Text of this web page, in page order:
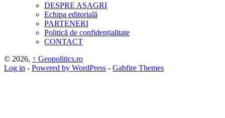
DESPRE ASAGRI
Echipa editorială
PARTENERI
Politică de confidențialitate
CONTACT
© 2026, ↑ Geopolitics.ro
Log in - Powered by WordPress - Gabfire Themes